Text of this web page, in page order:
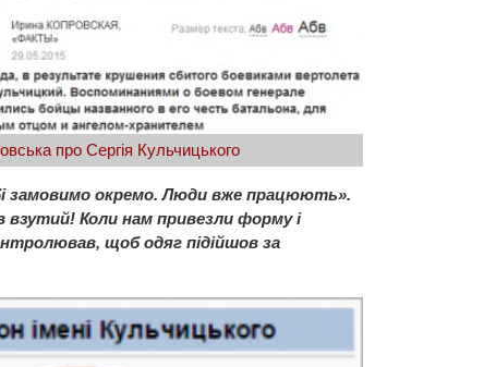
про Сергія Кульчицького
замовимо окремо. Люди вже працюють».
взутий! Коли нам привезли форму і
щоб одяг підійшов за